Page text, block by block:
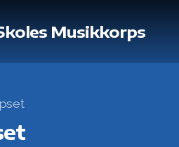
Musikkorps